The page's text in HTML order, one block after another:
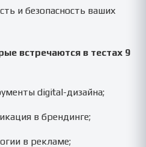
и безопасность ваших
встречаются в тестах 9
digital-дизайна;
в брендинге;
в рекламе;